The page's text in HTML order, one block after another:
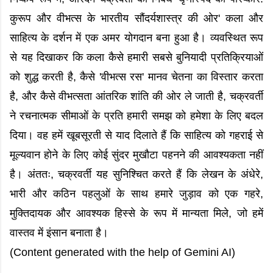
कुरूप और वीभत्स के भारतीय सौंदर्यशास्त्र की ओर' कला और
साहित्य के दर्शन में एक अमर योगदान बना हुआ है। व्यवस्थित रूप
से यह दिखाकर कि कला कैसे हमारी सबसे बुनियादी प्रतिक्रियाओं
को शुद्ध करती है, कैसे 'वीभत्स रस' मानव चेतना का विस्तार करता
है, और कैसे वीभत्सता आंतरिक शांति की ओर ले जाती है, चक्रवर्ती
ने रचनात्मक सीमाओं के प्रति हमारी समझ को हमेशा के लिए बदल
दिया। वह हमें खूबसूरती से याद दिलाते हैं कि साहित्य को गहराई से
मूल्यवान होने के लिए कोई सुंदर मुखौटा पहनने की आवश्यकता नहीं
है। अंततः, चक्रवर्ती यह सुनिश्चित करते हैं कि लेखन के अंधेरे,
भारी और कठिन पहलुओं के साथ हमारे जुड़ाव को एक गहरे,
मुक्तिदायक और आवश्यक हिस्से के रूप में मान्यता मिले, जो हमें
वास्तव में इंसान बनाता है।
(Content generated with the help of Gemini AI)